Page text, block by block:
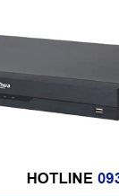
trên sẽ phát
Nếu bạn cần
nào khác,